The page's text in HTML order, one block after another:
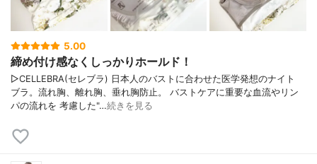
5.00
締め付け感なくしっかりホールド！
▷CELLEBRA(セレブラ) 日本人のバストに合わせた医学発想のナイト
ブラ。流れ胸、離れ胸、垂れ胸防止。 バストケアに重要な血流やリン
パの流れを 考慮した"…続きを見る